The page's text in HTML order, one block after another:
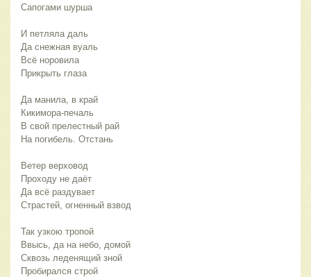
Сапогами шурша
И петляла даль
Да снежная вуаль
Всё норовила
Прикрыть глаза
Да манила, в край
Кикимора-печаль
В свой прелестный рай
На погибель. Отстань
Ветер верховод
Проходу не даёт
Да всё раздувает
Страстей, огненный взвод
Так узкою тропой
Ввысь, да на небо, домой
Сквозь леденящий зной
Пробирался строй